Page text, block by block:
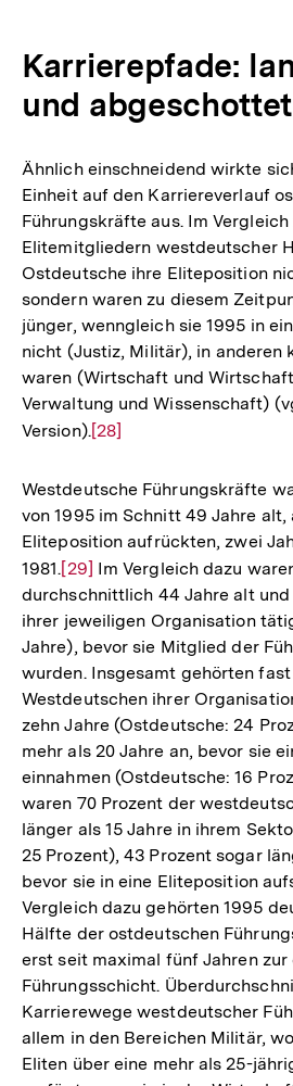
Karrierepfade:
und abgeschottet
Ähnlich einschneidend wirkte
Einheit auf den Karriereverlauf
Führungskräfte aus. Im Vergleich
Elitemitgliedern westdeutscher
Ostdeutsche ihre Eliteposition
sondern waren zu diesem
jünger, wenngleich sie 1995 in
nicht (Justiz, Militär), in anderen
waren (Wirtschaft und
Verwaltung und Wissenschaft)
Version).Zur
der
Fußnote
[28]
Westdeutsche Führungskräfte
von 1995 im Schnitt 49 Jahre alt,
Eliteposition aufrückten, zwei
1981.Zur
Auflösung
der
Fußnote
[29] Im Vergleich dazu
durchschnittlich 44 Jahre alt und
ihrer jeweiligen Organisation
Jahre), bevor sie Mitglied der
wurden. Insgesamt gehörten
Westdeutschen ihrer
zehn Jahre (Ostdeutsche: 24
mehr als 20 Jahre an, bevor sie
einnahmen (Ostdeutsche: 16
waren 70 Prozent der
länger als 15 Jahre in ihrem
25 Prozent), 43 Prozent sogar
bevor sie in eine Eliteposition
Vergleich dazu gehörten 1995
Hälfte der ostdeutschen
erst seit maximal fünf Jahren zur
Führungsschicht.
Karrierewege westdeutscher
allem in den Bereichen Militär,
Eliten über eine mehr als 25-